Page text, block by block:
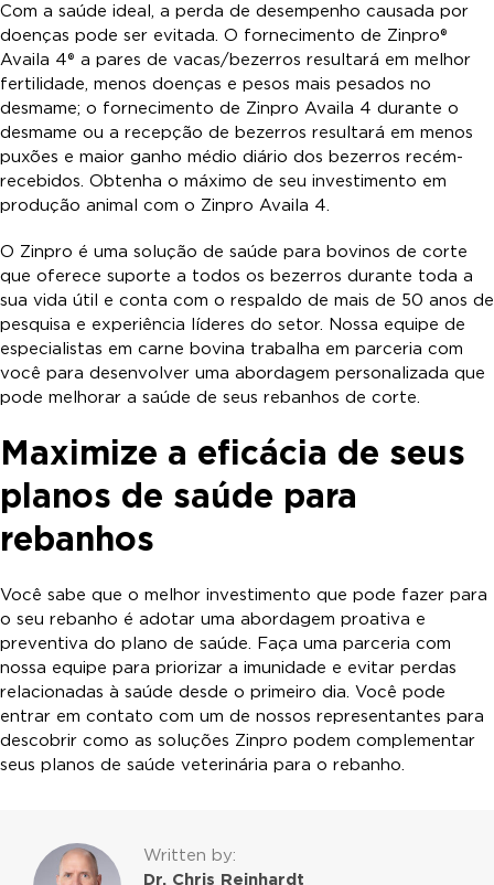
Com a saúde ideal, a perda de desempenho causada por
doenças pode ser evitada. O fornecimento de Zinpro®
Availa 4® a pares de vacas/bezerros resultará em melhor
fertilidade, menos doenças e pesos mais pesados no
desmame; o fornecimento de Zinpro Availa 4 durante o
desmame ou a recepção de bezerros resultará em menos
puxões e maior ganho médio diário dos bezerros recém-
recebidos. Obtenha o máximo de seu investimento em
produção animal com o Zinpro Availa 4.
O Zinpro é uma solução de saúde para bovinos de corte
que oferece suporte a todos os bezerros durante toda a
sua vida útil e conta com o respaldo de mais de 50 anos de
pesquisa e experiência líderes do setor. Nossa equipe de
especialistas em carne bovina trabalha em parceria com
você para desenvolver uma abordagem personalizada que
pode melhorar a saúde de seus rebanhos de corte.
Maximize a eficácia de seus
planos de saúde para
rebanhos
Você sabe que o melhor investimento que pode fazer para
o seu rebanho é adotar uma abordagem proativa e
preventiva do plano de saúde. Faça uma parceria com
nossa equipe para priorizar a imunidade e evitar perdas
relacionadas à saúde desde o primeiro dia. Você pode
entrar em contato com um de nossos representantes para
descobrir como as soluções Zinpro podem complementar
seus planos de saúde veterinária para o rebanho.
Written by:
Dr. Chris Reinhardt